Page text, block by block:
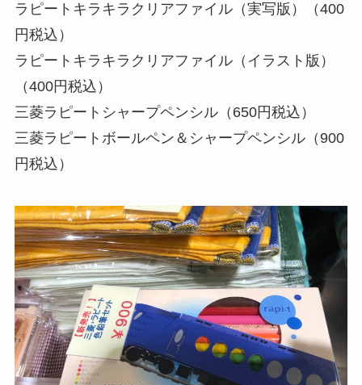
ラピートキラキラクリアファイル（実写版）（400
円税込）
ラピートキラキラクリアファイル（イラスト版）
（400円税込）
三菱ラピートシャープペンシル（650円税込）
三菱ラピートボールペン＆シャープペンシル（900
円税込）